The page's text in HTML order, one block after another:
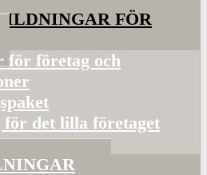
FÖR
för företag och
det lilla företaget